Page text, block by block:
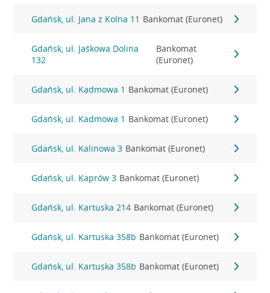
Gdańsk, ul. Jana z Kolna 11 Bankomat (Euronet)
Gdańsk, ul. Jaśkowa Dolina
132
Bankomat
(Euronet)
Gdańsk, ul. Kadmowa 1 Bankomat (Euronet)
Gdańsk, ul. Kadmowa 1 Bankomat (Euronet)
Gdańsk, ul. Kalinowa 3 Bankomat (Euronet)
Gdańsk, ul. Kaprów 3 Bankomat (Euronet)
Gdańsk, ul. Kartuska 214 Bankomat (Euronet)
Gdańsk, ul. Kartuska 358b Bankomat (Euronet)
Gdańsk, ul. Kartuska 358b Bankomat (Euronet)